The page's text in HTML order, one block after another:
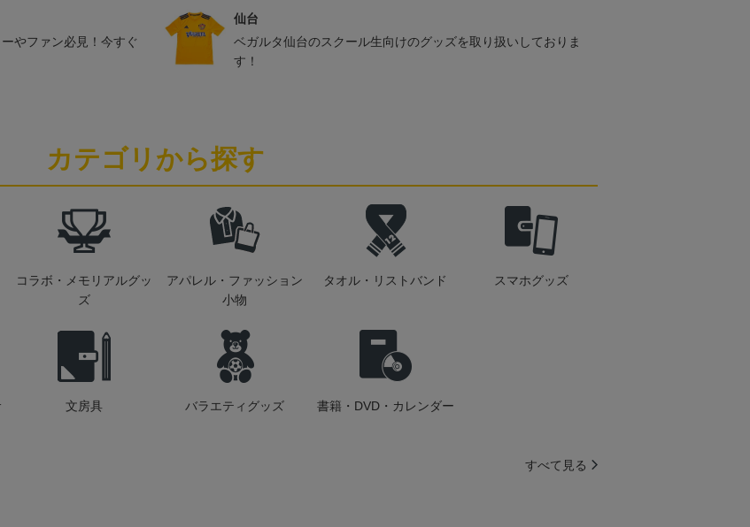
やファン必見！今すぐ
仙台
ベガルタ仙台のスクール生向けのグッズを取り扱いしておりま
す！
カテゴリから探す
コラボ・メモリアルグッ
ズ
アパレル・ファッション
小物
タオル・リストバンド スマホグッズ
文房具 バラエティグッズ 書籍・DVD・カレンダー
すべて見る